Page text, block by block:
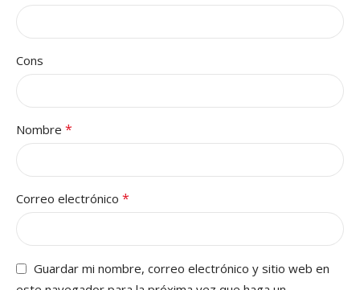
Cons
Nombre *
Correo electrónico *
Guardar mi nombre, correo electrónico y sitio web en